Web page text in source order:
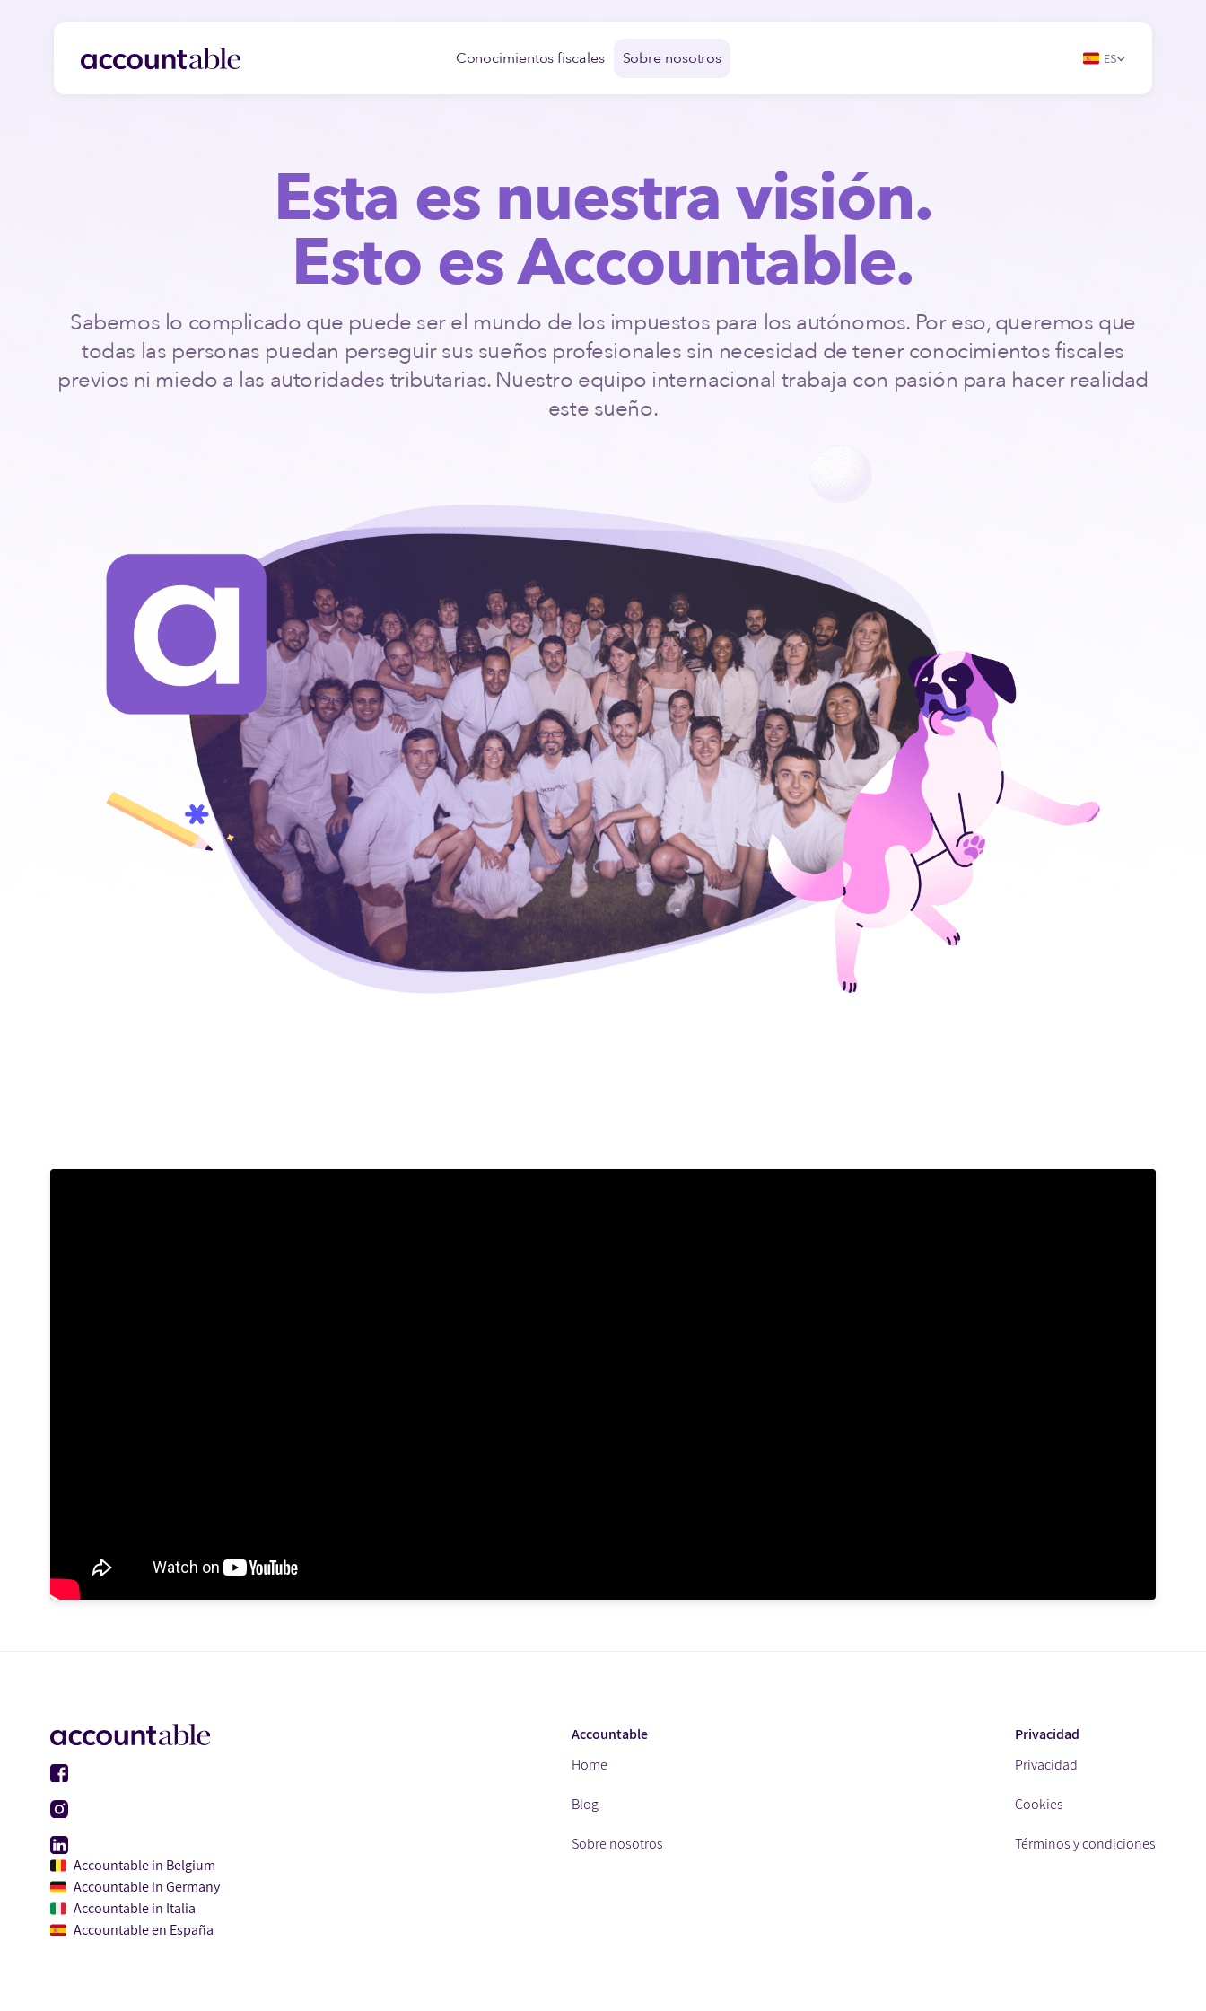
Conocimientos fiscales Sobre nosotros ES
Esta es nuestra visión.
Esto es Accountable.
Sabemos lo complicado que puede ser el mundo de los impuestos para los autónomos. Por eso, queremos que
todas las personas puedan perseguir sus sueños profesionales sin necesidad de tener conocimientos fiscales
previos ni miedo a las autoridades tributarias. Nuestro equipo internacional trabaja con pasión para hacer realidad
este sueño.
Accountable in Belgium
Accountable in Germany
Accountable in Italia
Accountable en España
Accountable
Home
Blog
Sobre nosotros
Privacidad
Privacidad
Cookies
Términos y condiciones